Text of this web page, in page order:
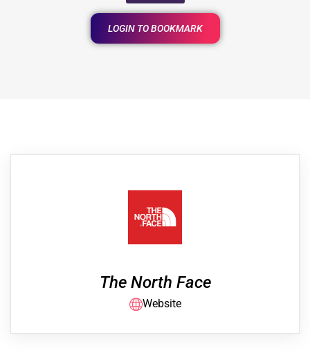
LOGIN TO BOOKMARK
The North Face
Website